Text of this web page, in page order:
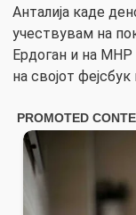
Анталија каде
учествувам на
Ердоган и на МНР
на својот